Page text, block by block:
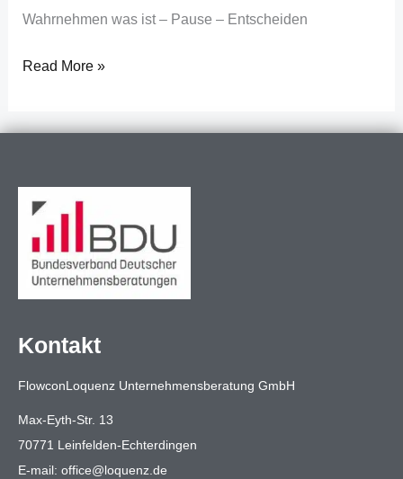
Wahrnehmen was ist – Pause – Entscheiden
Read More »
Kontakt
FlowconLoquenz Unternehmensberatung GmbH
Max-Eyth-Str. 13
70771 Leinfelden-Echterdingen
E-mail: office@loquenz.de